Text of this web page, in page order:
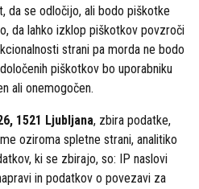
da se odločijo, ali bodo piškotke
da lahko izklop piškotkov povzroči
strani pa morda ne bodo
piškotkov bo uporabniku
ali onemogočen.
1521 Ljubljana, zbira podatke,
oziroma spletne strani, analitiko
ki se zbirajo, so: IP naslovi
in podatkov o povezavi za